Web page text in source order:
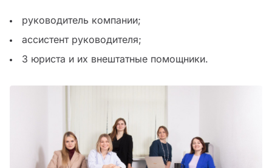
руководитель компании;
ассистент руководителя;
3 юриста и их внештатные помощники.